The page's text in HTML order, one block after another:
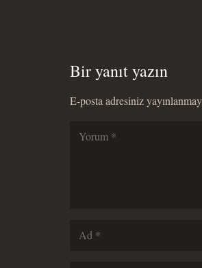
Bir yanıt yazın
E-posta adresiniz